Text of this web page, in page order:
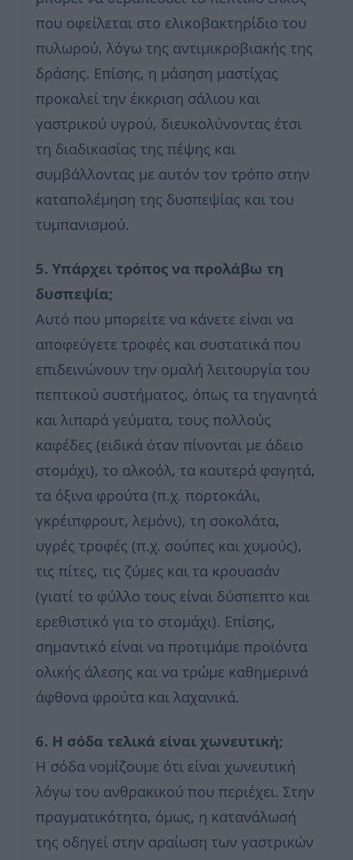
που οφείλεται στο ελικοβακτηρίδιο του
πυλωρού, λόγω της αντιμικροβιακής της
δράσης. Επίσης, η μάσηση μαστίχας
προκαλεί την έκκριση σάλιου και
γαστρικού υγρού, διευκολύνοντας έτσι
τη διαδικασίας της πέψης και
συμβάλλοντας με αυτόν τον τρόπο στην
καταπολέμηση της δυσπεψίας και του
τυμπανισμού.
5. Υπάρχει τρόπος να προλάβω τη
δυσπεψία;
Αυτό που μπορείτε να κάνετε είναι να
αποφεύγετε τροφές και συστατικά που
επιδεινώνουν την ομαλή λειτουργία του
πεπτικού συστήματος, όπως τα τηγανητά
και λιπαρά γεύματα, τους πολλούς
καφέδες (ειδικά όταν πίνονται με άδειο
στομάχι), το αλκοόλ, τα καυτερά φαγητά,
τα όξινα φρούτα (π.χ. πορτοκάλι,
γκρέιπφρουτ, λεμόνι), τη σοκολάτα,
υγρές τροφές (π.χ. σούπες και χυμούς),
τις πίτες, τις ζύμες και τα κρουασάν
(γιατί το φύλλο τους είναι δύσπεπτο και
ερεθιστικό για το στομάχι). Επίσης,
σημαντικό είναι να προτιμάμε προϊόντα
ολικής άλεσης και να τρώμε καθημερινά
άφθονα φρούτα και λαχανικά.
6. Η σόδα τελικά είναι χωνευτική;
Η σόδα νομίζουμε ότι είναι χωνευτική
λόγω του ανθρακικού που περιέχει. Στην
πραγματικότητα, όμως, η κατανάλωσή
της οδηγεί στην αραίωση των γαστρικών